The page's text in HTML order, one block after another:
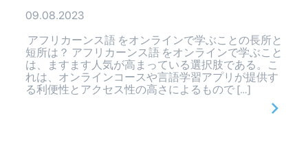
09.08.2023
アフリカーンス語 をオンラインで学ぶことの長所と
短所は？ アフリカーンス語 をオンラインで学ぶこと
は、ますます人気が高まっている選択肢である。こ
れは、オンラインコースや言語学習アプリが提供す
る利便性とアクセス性の高さによるもので […]